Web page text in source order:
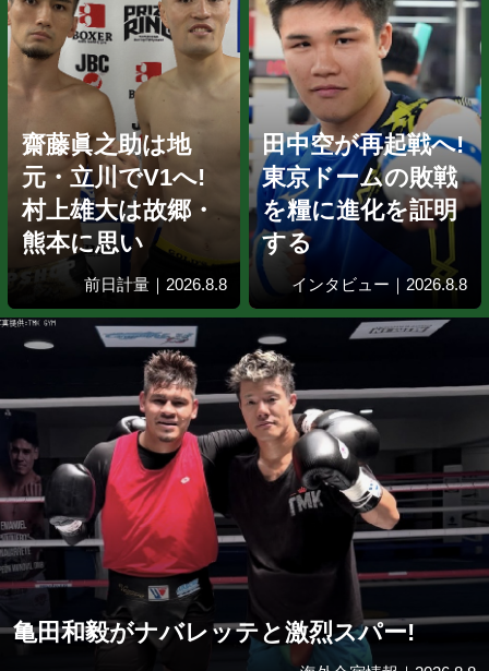
辰吉寿以輝が30歳
初陣! 「本能でぶ
っ飛ばす」
前日計量｜2026.8.8
樫谷樹歌と
廉が計量ク
決戦は津島
前日計量
齋藤眞之助は地
元・立川でV1へ!
村上雄大は故郷・
熊本に思い
田中空が再
東京ドーム
を糧に進化
する